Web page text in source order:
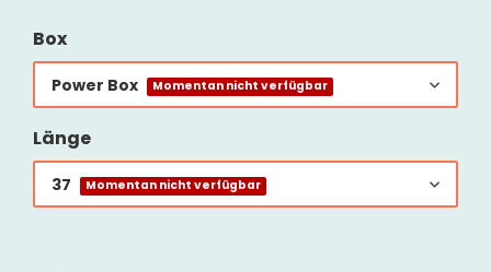
Box
Power Box Momentan nicht verfügbar
Länge
37 Momentan nicht verfügbar